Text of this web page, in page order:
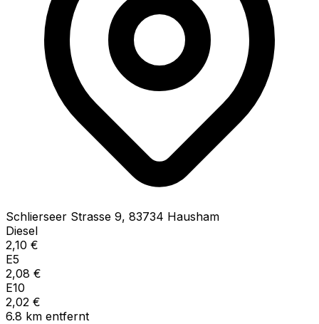
Schlierseer Strasse 9, 83734 Hausham
Diesel
2,10 €
E5
2,08 €
E10
2,02 €
6.8 km entfernt